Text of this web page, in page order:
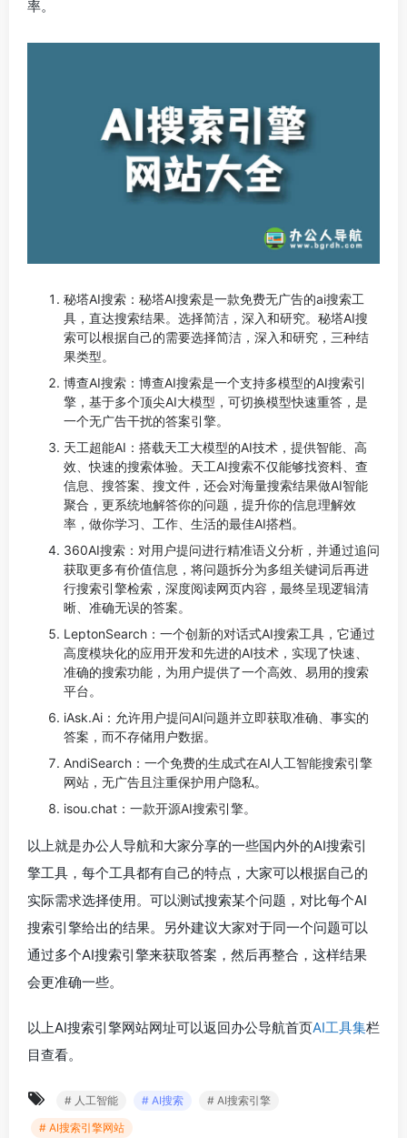
率。
秘塔AI搜索：秘塔AI搜索是一款免费无广告的ai搜索工
具，直达搜索结果。选择简洁，深入和研究。秘塔AI搜
索可以根据自己的需要选择简洁，深入和研究，三种结
果类型。
博查AI搜索：博查AI搜索是一个支持多模型的AI搜索引
擎，基于多个顶尖AI大模型，可切换模型快速重答，是
一个无广告干扰的答案引擎。
天工超能AI：搭载天工大模型的AI技术，提供智能、高
效、快速的搜索体验。天工AI搜索不仅能够找资料、查
信息、搜答案、搜文件，还会对海量搜索结果做AI智能
聚合，更系统地解答你的问题，提升你的信息理解效
率，做你学习、工作、生活的最佳AI搭档。
360AI搜索：对用户提问进行精准语义分析，并通过追问
获取更多有价值信息，将问题拆分为多组关键词后再进
行搜索引擎检索，深度阅读网页内容，最终呈现逻辑清
晰、准确无误的答案。
LeptonSearch：一个创新的对话式AI搜索工具，它通过
高度模块化的应用开发和先进的AI技术，实现了快速、
准确的搜索功能，为用户提供了一个高效、易用的搜索
平台。
iAsk.Ai：允许用户提问AI问题并立即获取准确、事实的
答案，而不存储用户数据。
AndiSearch：一个免费的生成式在AI人工智能搜索引擎
网站，无广告且注重保护用户隐私。
isou.chat：一款开源AI搜索引擎。
以上就是办公人导航和大家分享的一些国内外的AI搜索引
擎工具，每个工具都有自己的特点，大家可以根据自己的
实际需求选择使用。可以测试搜索某个问题，对比每个AI
搜索引擎给出的结果。另外建议大家对于同一个问题可以
通过多个AI搜索引擎来获取答案，然后再整合，这样结果
会更准确一些。
以上AI搜索引擎网站网址可以返回办公导航首页AI工具集栏
目查看。
# 人工智能 # AI搜索
# AI搜索引擎
# AI搜索引擎网站